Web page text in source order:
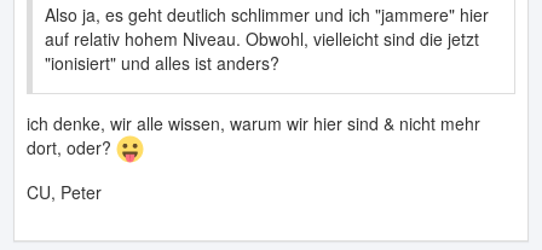
Also ja, es geht deutlich schlimmer und ich "jammere" hier
auf relativ hohem Niveau. Obwohl, vielleicht sind die jetzt
"ionisiert" und alles ist anders?
ich denke, wir alle wissen, warum wir hier sind & nicht mehr
dort, oder?
CU, Peter